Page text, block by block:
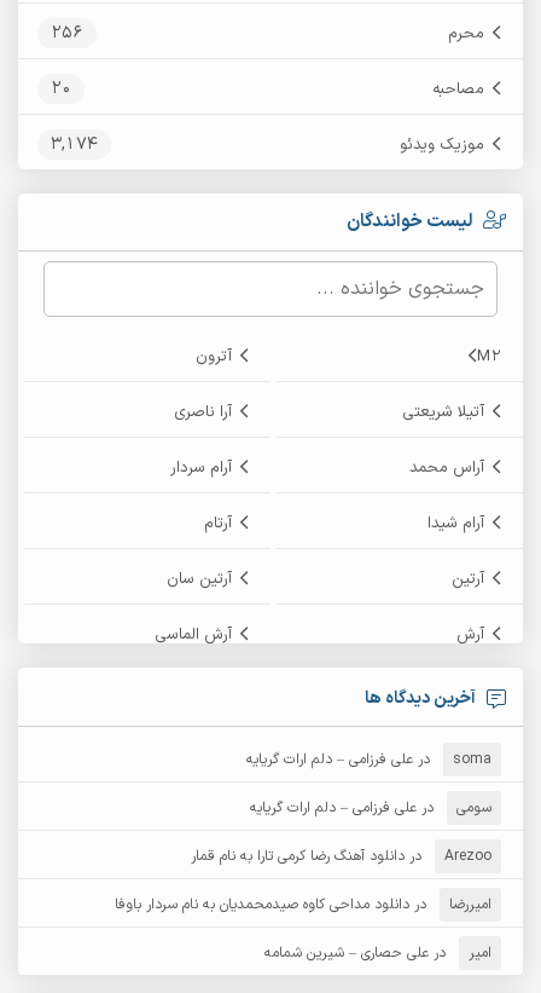
محرم 256
مصاحبه 20
موزیک ویدئو 3,174
لیست خوانندگان
M2 آترون
آتیلا شریعتی آرا ناصری
آراس محمد آرام سردار
آرام شیدا آرتام
آرتین آرتین سان
آرش آرش الماسی
آرش امامی
آرش عثمان
آرش مبهم آرش مستشیری
آرش مهرابی آرش نظری
آرشام
آخرین دیدگاه ها
soma در علی فرزامی – دلم ارات گریایه
سومی در علی فرزامی – دلم ارات گریایه
Arezoo در دانلود آهنگ رضا کرمی تارا به نام قمار
امیررضا در دانلود مداحی کاوه صیدمحمدیان به نام سردار باوفا
امیر در علی حصاری – شیرین شمامه